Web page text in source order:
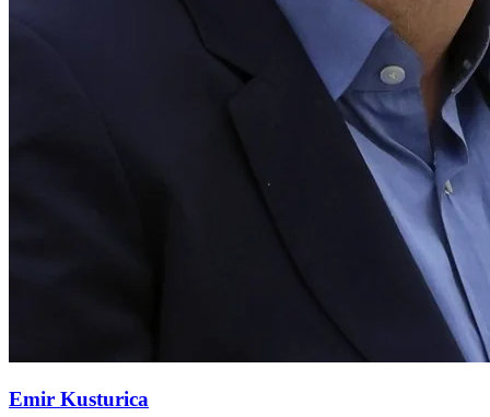
Emir Kusturica